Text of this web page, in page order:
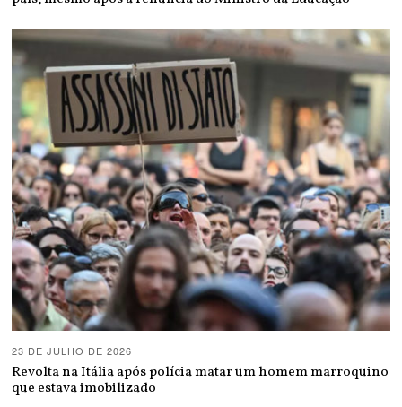
23 DE JULHO DE 2026
Revolta na Itália após polícia matar um homem marroquino
que estava imobilizado